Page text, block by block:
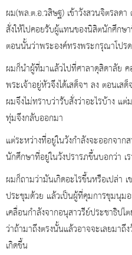
ผม(พล.ต.อ.วสิษฐ) เข้าวังสวนจิตรลด
สั่งให้ไปคอยรับผู้แทนของนิสิตนักศึกษ
ตอนนั้นว่าพระองค์ทรงพระกรุณาโปรด
ผมก็นำผู้ที่มาแล้วไปที่ศาลาดุสิดาลัย
พระเจ้าอยู่หัวจึงได้เสด็จฯ ลง ตอนเส
ผมจึงไม่ทราบว่ารับสั่งว่าอะไรบ้าง แ
ทุ่มจึงกลับออกมา
แต่ระหว่างที่อยู่ในวังกำลังจะออกจา
นักศึกษาที่อยู่ในวังปรารภขึ้นบอกว่า เ
ผมก็ถามว่ามันเกิดอะไรขึ้นหรือเปล่า
ประชุมด้วย แล้วเป็นผู้ที่คุมการชุมนุม
เคลื่อนกำลังจากอนุสาวรีย์ประชาธิป
ว่าถ้ามาถึงตรงนั้นแล้วอาจจะเลยมาถึ
เกิดขึ้น